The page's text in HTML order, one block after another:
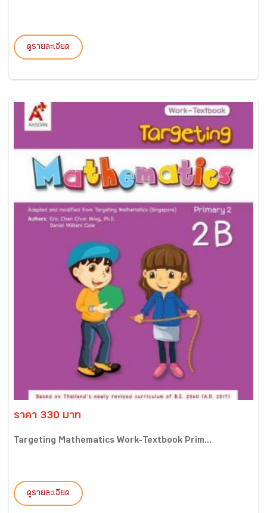
ดูรายละเอียด
ราคา 330 บาท
Targeting Mathematics Work-Textbook Prim...
ดูรายละเอียด